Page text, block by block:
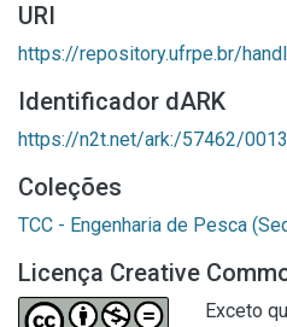
URI
https://repository.ufrpe.br/
Identificador dARK
https://n2t.net/ark:/57462/
Coleções
TCC - Engenharia de Pesca
Licença Creative
Exceto